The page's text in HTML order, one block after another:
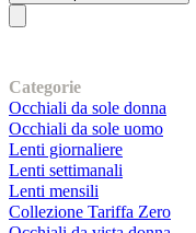
Categorie
Occhiali da sole donna
Occhiali da sole uomo
Lenti giornaliere
Lenti settimanali
Lenti mensili
Collezione Tariffa Zero